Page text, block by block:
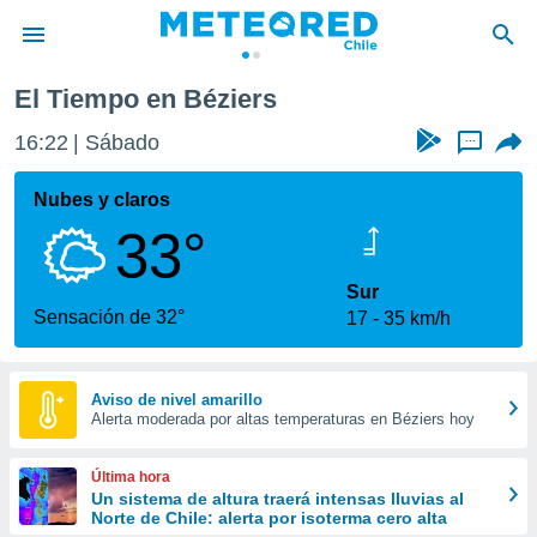
de
por
que se
calidad.
a este
las
y
forma
digital
basada
El Tiempo en Béziers
16:22 Sábado ...
Nubes y claros
33°
Sensación de 32°
Sur
17
35 km/h
Aviso de nivel amarillo
Alerta moderada por altas temperaturas en Béziers hoy
Última hora
Un sistema de altura traerá intensas lluvias al
Norte de Chile: alerta por isoterma cero alta